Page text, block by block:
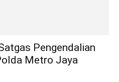
Pengendalian
Metro Jaya